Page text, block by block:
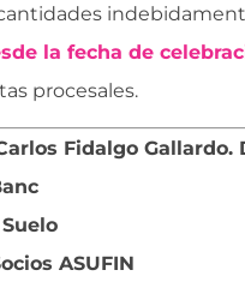
la fecha de
procesales.
Fidalgo Gallardo.
ASUFIN